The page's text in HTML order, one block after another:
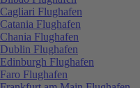
Cagliari Flughafen
Catania Flughafen
Chania Flughafen
Dublin Flughafen
Edinburgh Flughafen
Faro Flughafen